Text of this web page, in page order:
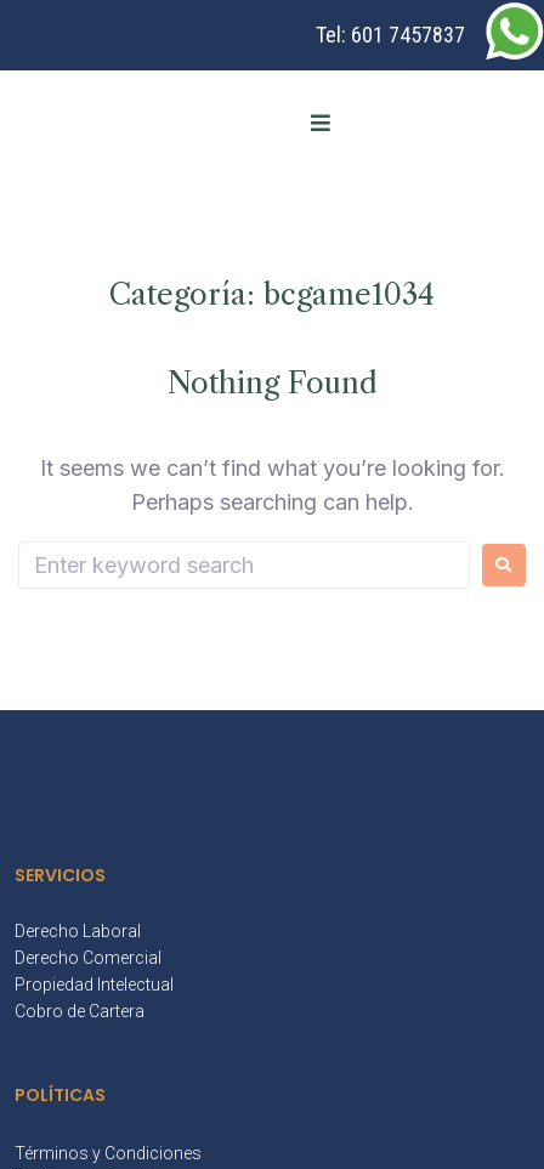
Tel: 601 7457837
Categoría: bcgame1034
Nothing Found
It seems we can’t find what you’re looking for.
Perhaps searching can help.
SERVICIOS
Derecho Laboral
Derecho Comercial
Propiedad Intelectual
Cobro de Cartera
POLÍTICAS
Términos y Condiciones